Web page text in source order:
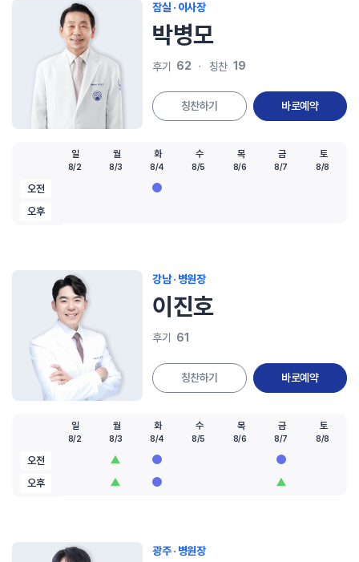
잠실 · 이사장
박병모
후기 62 칭찬 19
칭찬하기 바로예약
오전
오후
일
8/2
월
8/3
화
8/4
수
8/5
목
8/6
금
8/7
토
8/8
강남 · 병원장
이진호
후기 61
칭찬하기 바로예약
오전
오후
일
8/2
월
8/3
화
8/4
수
8/5
목
8/6
금
8/7
토
8/8
광주 · 병원장